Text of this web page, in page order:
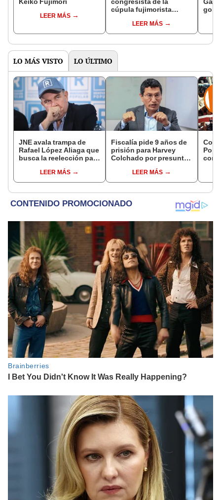
LEER MÁS
cúpula fujimorista
del SenadoLEER MÁS
LO MÁS VISTO LO ÚLTIMO
JNE avala trampa de
Rafael López Aliaga que
busca la reelección para
LEER MÁS
Fiscalía pide 9 años de
prisión para Harvey
Colchado por presunta
incompatible y falsedad
ideológica
LEER MÁS